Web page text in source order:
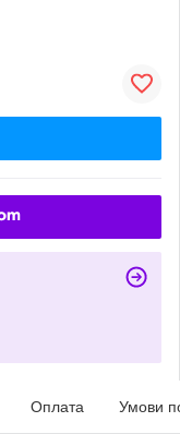
Оплата Умови